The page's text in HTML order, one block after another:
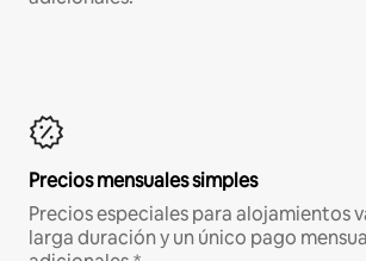
Precios mensuales simples
Precios especiales para alojamientos
larga duración y un único pago